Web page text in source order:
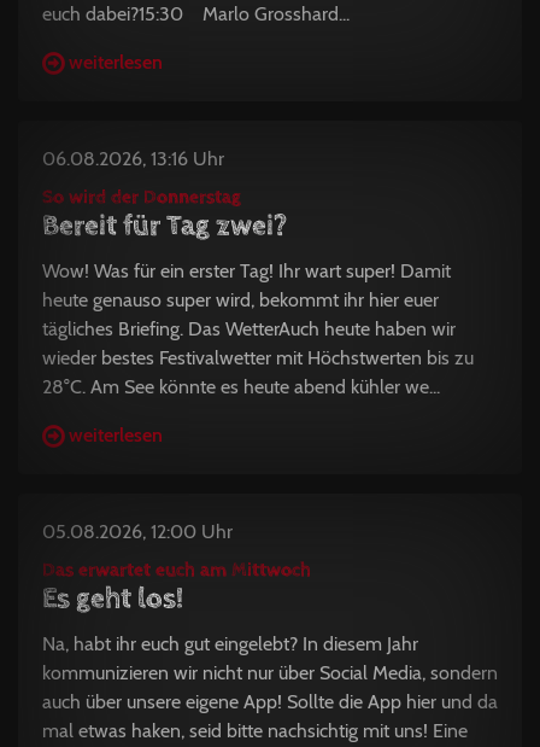
euch dabei?15:30 Marlo Grosshard...
weiterlesen
06.08.2026, 13:16 Uhr
So wird der Donnerstag
Bereit für Tag zwei?
Wow! Was für ein erster Tag! Ihr wart super! Damit
heute genauso super wird, bekommt ihr hier euer
tägliches Briefing. Das WetterAuch heute haben wir
wieder bestes Festivalwetter mit Höchstwerten bis zu
28°C. Am See könnte es heute abend kühler we...
weiterlesen
05.08.2026, 12:00 Uhr
Das erwartet euch am Mittwoch
Es geht los!
Na, habt ihr euch gut eingelebt? In diesem Jahr
kommunizieren wir nicht nur über Social Media, sondern
auch über unsere eigene App! Sollte die App hier und da
mal etwas haken, seid bitte nachsichtig mit uns! Eine